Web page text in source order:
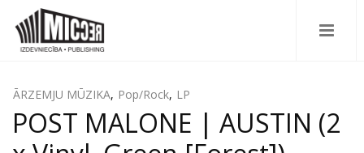
ĀRZEMJU MŪZIKA, Pop/Rock, LP
POST MALONE | AUSTIN (2